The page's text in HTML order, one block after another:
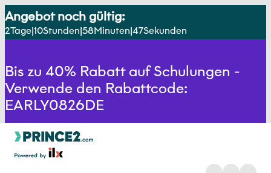
Angebot noch gültig:
2Tage 10Stunden 58Minuten 47Sekunden
Bis zu 40% Rabatt auf Schulungen -
Verwende den Rabattcode:
EARLY0826DE